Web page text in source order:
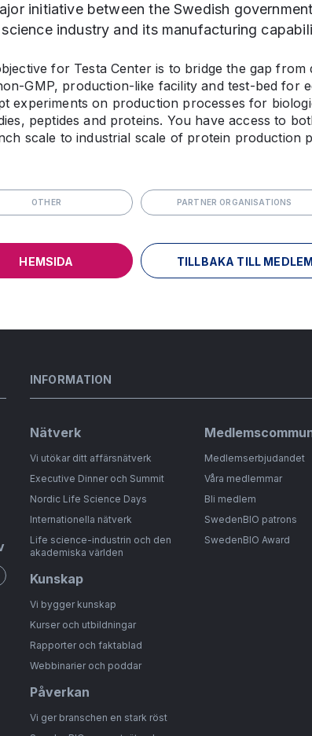
initiative between the Swedish
industry and its manufacturing
for Testa Center is to bridge the gap from
GMP, production-like facility and test-bed for
experiments on production processes for
peptides and proteins. You have access to
scale to industrial scale of protein production
OTHER PARTNER ORGANISATIONS
HEMSIDA TILLBAKA TILL
INFORMATION
Nätverk
Vi utökar ditt affärsnätverk
Executive Dinner och Summit
Nordic Life Science Days
Internationella nätverk
Life science-industrin och den
akademiska världen
Kunskap
Vi bygger kunskap
Kurser och utbildningar
Rapporter och faktablad
Webbinarier och poddar
Påverkan
Vi ger branschen en stark röst
Medlemserbjudandet
Våra medlemmar
Bli medlem
SwedenBIO patrons
SwedenBIO Award